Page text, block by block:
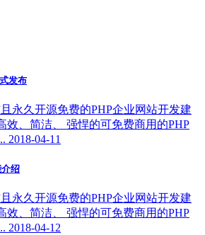
发布
永久开源免费的PHP企业网站开发建
效、简洁、 强悍的可免费商用的PHP
2018-04-11
绍
永久开源免费的PHP企业网站开发建
效、简洁、 强悍的可免费商用的PHP
2018-04-12